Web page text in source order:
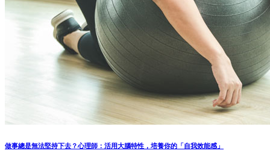
做事總是無法堅持下去？心理師：活用大腦特性，培養你的「自我效能感」